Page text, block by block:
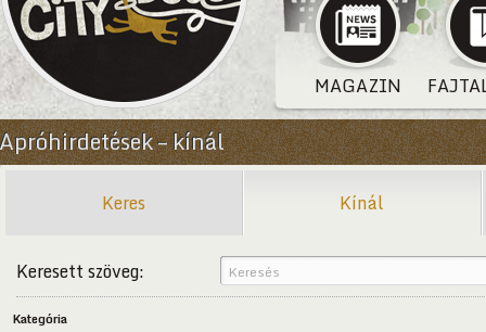
MAGAZIN
Apróhirdetések – kínál
Keres Kínál
Keresett szöveg:
Kategória